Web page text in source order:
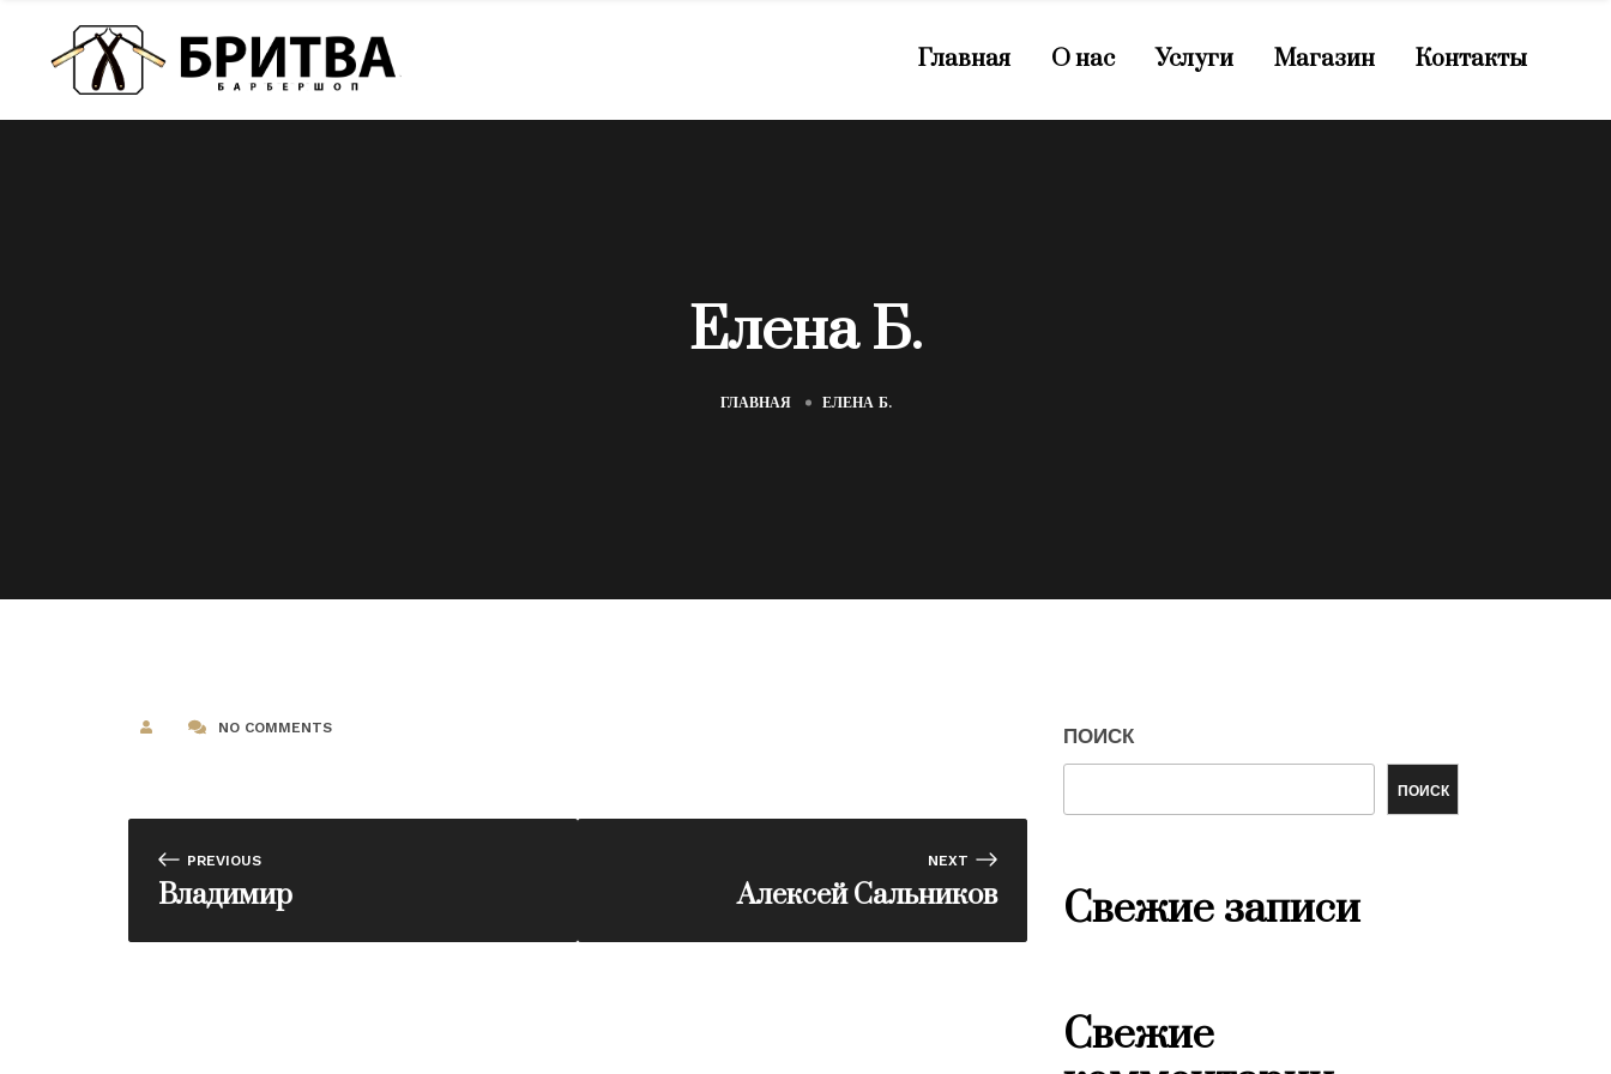
Главная О нас Услуги Магазин Контакты
Елена Б.
ГЛАВНАЯ ЕЛЕНА Б.
NO COMMENTS
PREVIOUS
Владимир
NEXT
Алексей Сальников
ПОИСК
ПОИСК
Свежие записи
Свежие